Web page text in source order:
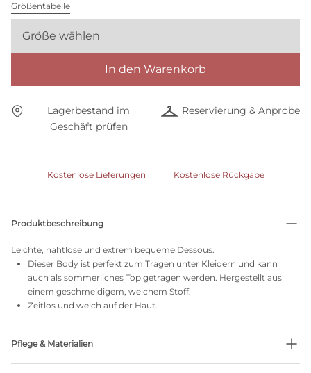
Größentabelle
Größe wählen
In den Warenkorb
Lagerbestand im
Geschäft prüfen
Reservierung & Anprobe
Kostenlose Lieferungen Kostenlose Rückgabe
Produktbeschreibung
Leichte, nahtlose und extrem bequeme Dessous.
Dieser Body ist perfekt zum Tragen unter Kleidern und kann
auch als sommerliches Top getragen werden. Hergestellt aus
einem geschmeidigem, weichem Stoff.
Zeitlos und weich auf der Haut.
Pflege & Materialien